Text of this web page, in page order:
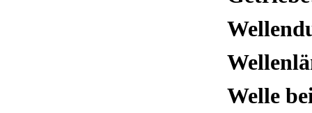
Welle